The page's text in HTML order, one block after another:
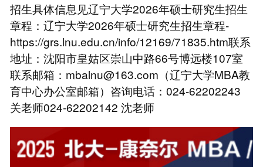
招生具体信息见辽宁大学2026年硕士研究生招生
章程：辽宁大学2026年硕士研究生招生章程-
https://grs.lnu.edu.cn/info/12169/71835.htm联系
地址：沈阳市皇姑区崇山中路66号博远楼107室
联系邮箱：mbalnu@163.com（辽宁大学MBA教
育中心办公室邮箱）咨询电话：024-62202243
关老师024-62202142 沈老师